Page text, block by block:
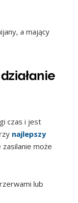
a mający
czas i jest
najlepszy
może
lub